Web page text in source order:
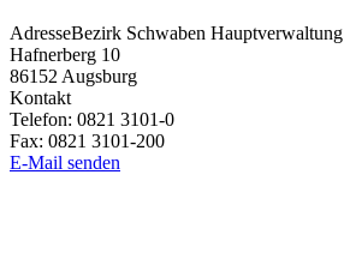
AdresseBezirk Schwaben Hauptverwaltung
Hafnerberg 10
86152Augsburg
Kontakt
Telefon: 0821 3101-0
Fax: 0821 3101-200
E-Mail senden